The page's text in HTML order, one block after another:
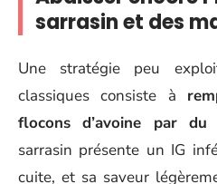
sarrasin et des
Une stratégie peu
classiques consiste à
flocons d’avoine par du
sarrasin présente un IG
cuite, et sa saveur